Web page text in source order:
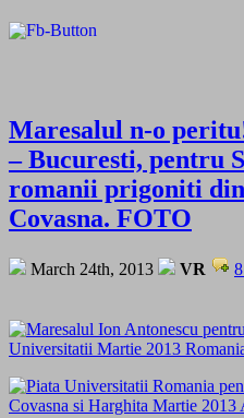
Maresalul n-o
– Bucuresti, pentru
romanii prigoniti
Covasna. FOTO
March 24th, 2013 VR